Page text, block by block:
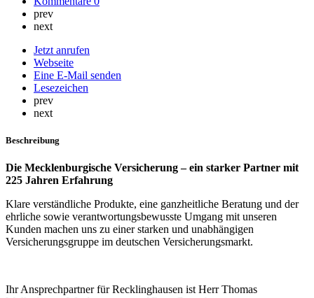
prev
next
Jetzt anrufen
Webseite
Eine E-Mail senden
Lesezeichen
prev
next
Beschreibung
Die Mecklenburgische Versicherung – ein starker Partner mit
225 Jahren Erfahrung
Klare verständliche Produkte, eine ganzheitliche Beratung und der
ehrliche sowie verantwortungsbewusste Umgang mit unseren
Kunden machen uns zu einer starken und unabhängigen
Versicherungsgruppe im deutschen Versicherungsmarkt.
Ihr Ansprechpartner für Recklinghausen ist Herr Thomas